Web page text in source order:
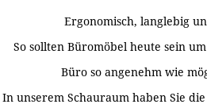
Ergonomisch, langlebig
So sollten Büromöbel heute sein
Büro so angenehm wie
In unserem Schauraum haben Sie